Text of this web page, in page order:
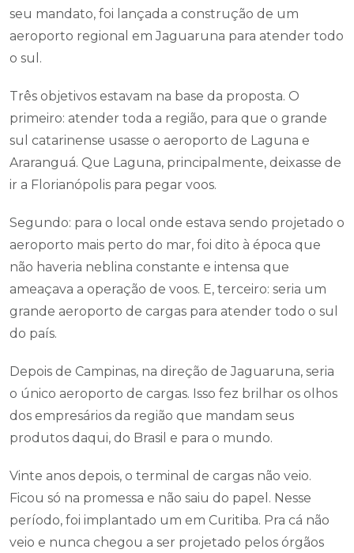
seu mandato, foi lançada a construção de um
aeroporto regional em Jaguaruna para atender todo
o sul.
Três objetivos estavam na base da proposta. O
primeiro: atender toda a região, para que o grande
sul catarinense usasse o aeroporto de Laguna e
Araranguá. Que Laguna, principalmente, deixasse de
ir a Florianópolis para pegar voos.
Segundo: para o local onde estava sendo projetado o
aeroporto mais perto do mar, foi dito à época que
não haveria neblina constante e intensa que
ameaçava a operação de voos. E, terceiro: seria um
grande aeroporto de cargas para atender todo o sul
do país.
Depois de Campinas, na direção de Jaguaruna, seria
o único aeroporto de cargas. Isso fez brilhar os olhos
dos empresários da região que mandam seus
produtos daqui, do Brasil e para o mundo.
Vinte anos depois, o terminal de cargas não veio.
Ficou só na promessa e não saiu do papel. Nesse
período, foi implantado um em Curitiba. Pra cá não
veio e nunca chegou a ser projetado pelos órgãos